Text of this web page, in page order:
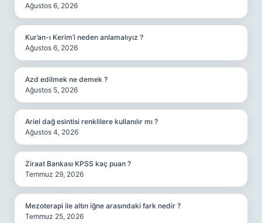
Ağustos 6, 2026
Kur’an-ı Kerim’i neden anlamalıyız ?
Ağustos 6, 2026
Azd edilmek ne demek ?
Ağustos 5, 2026
Ariel dağ esintisi renklilere kullanılır mı ?
Ağustos 4, 2026
Ziraat Bankası KPSS kaç puan ?
Temmuz 29, 2026
Mezoterapi ile altın iğne arasındaki fark nedir ?
Temmuz 25, 2026